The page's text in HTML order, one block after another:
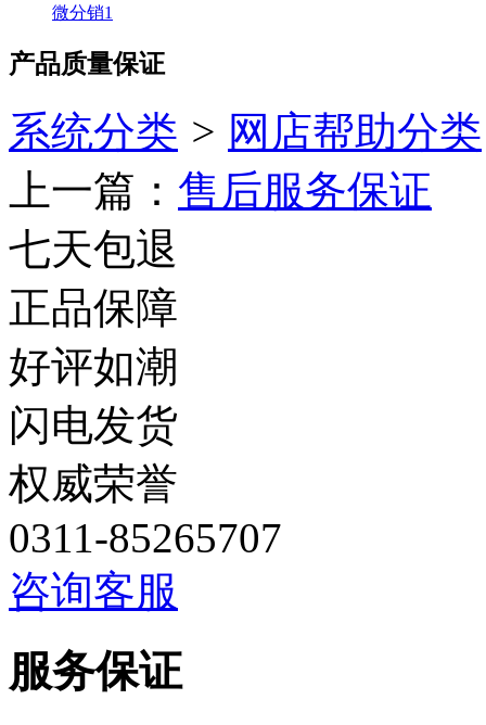
微分销1
产品质量保证
系统分类 > 网店帮助分类
上一篇： 售后服务保证
七天包退
正品保障
好评如潮
闪电发货
权威荣誉
0311-85265707
咨询客服
服务保证